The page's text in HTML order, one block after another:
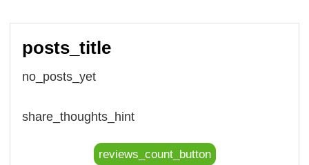
posts_title
no_posts_yet
share_thoughts_hint
reviews_count_button